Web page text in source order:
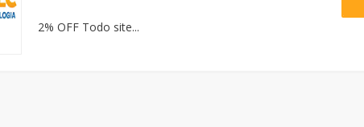
2% OFF Todo site...